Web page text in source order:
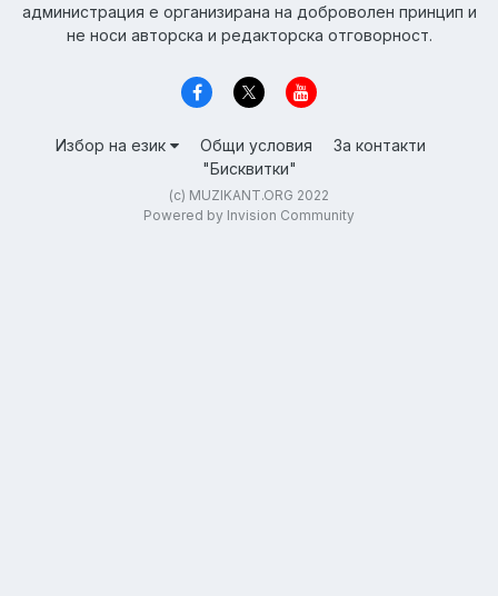
администрация е организирана на доброволен принцип и
не носи авторска и редакторска отговорност.
Избор на език Общи условия
За контакти
"Бисквитки"
(c) MUZIKANT.ORG 2022
Powered by Invision Community